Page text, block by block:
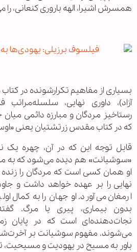
همسرش اشیرا، الهه باروری کنعانی، را
بسیاری از مفاهیم تکرارشونده در کتاب
آزاد)، داوری نهایی،
رستاخیز مردگان و مبارزه دائمی
که در کتاب مقدس زرتشتیان یعنی
قابل توجه این که در آن، چهره یک
«سوشیانت» هم دیده می‌شود که به
او همان کسی است که مردگان را زنده
نهایی را بر عهده خواهد داشت و
ارمغان می‌آورد. او جهان را به کمال
بدون بیماری، پیری یا مرگ.
نجات‌دهنده‌ای است که در پایان
می‌شوند. مفهوم سوشیانت بر
باور به مسیح در یهودیت و مسیحیت،